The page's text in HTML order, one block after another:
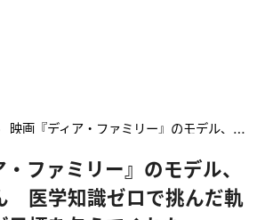
映画『ディア・ファミリー』のモデル、筒井宣政さん 医学知識ゼロで挑んだ軌跡語る「娘が目標を与えてくれた」
ファミリー』のモデル、
医学知識ゼロで挑んだ軌